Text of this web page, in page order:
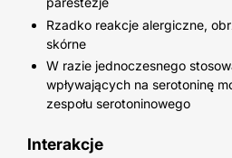
Rzadko reakcje alergiczne,
skórne
W razie jednoczesnego
wpływających na serotoninę
zespołu serotoninowego
Interakcje